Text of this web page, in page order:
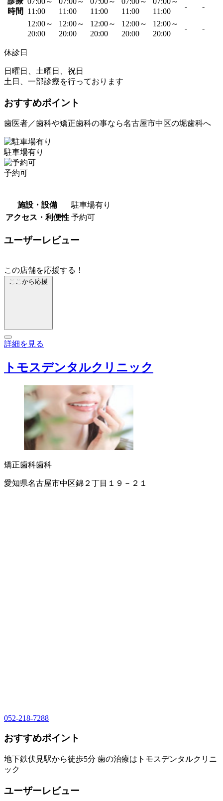
時間
11:00
11:00
11:00
11:00
11:00
- -
12:00～
20:00
12:00～
20:00
12:00～
20:00
12:00～
20:00
12:00～
20:00
- -
休診日
日曜日、土曜日、祝日
土日、一部診療を行っております
おすすめポイント
歯医者／歯科や矯正歯科の事なら名古屋市中区の堀歯科へ
駐車場有り
予約可
施設・設備
駐車場有り
アクセス・利便性 予約可
ユーザーレビュー
この店舗を応援する！
ここから応援
詳細を見る
トモスデンタルクリニック
矯正歯科歯科
愛知県名古屋市中区錦２丁目１９－２１
052-218-7288
おすすめポイント
地下鉄伏見駅から徒歩5分 歯の治療はトモスデンタルクリニ
ック
ユーザーレビュー